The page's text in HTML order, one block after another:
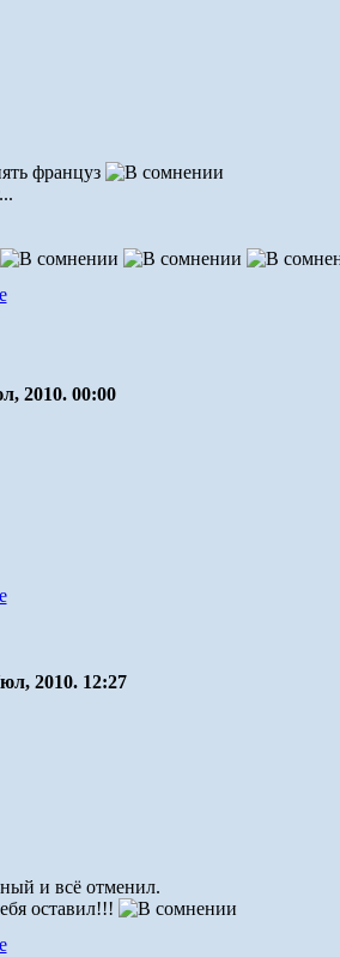
француз
2010. 00:00
2010. 12:27
и всё отменил.
оставил!!!